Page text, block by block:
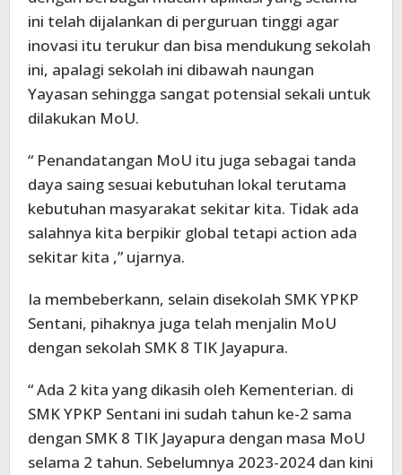
ini telah dijalankan di perguruan tinggi agar
inovasi itu terukur dan bisa mendukung sekolah
ini, apalagi sekolah ini dibawah naungan
Yayasan sehingga sangat potensial sekali untuk
dilakukan MoU.
“ Penandatangan MoU itu juga sebagai tanda
daya saing sesuai kebutuhan lokal terutama
kebutuhan masyarakat sekitar kita. Tidak ada
salahnya kita berpikir global tetapi action ada
sekitar kita ,” ujarnya.
Ia membeberkann, selain disekolah SMK YPKP
Sentani, pihaknya juga telah menjalin MoU
dengan sekolah SMK 8 TIK Jayapura.
“ Ada 2 kita yang dikasih oleh Kementerian. di
SMK YPKP Sentani ini sudah tahun ke-2 sama
dengan SMK 8 TIK Jayapura dengan masa MoU
selama 2 tahun. Sebelumnya 2023-2024 dan kini